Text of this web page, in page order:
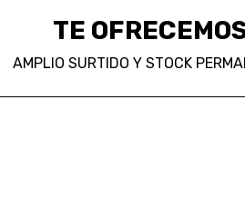
TE
AMPLIO SURTIDO Y STOCK